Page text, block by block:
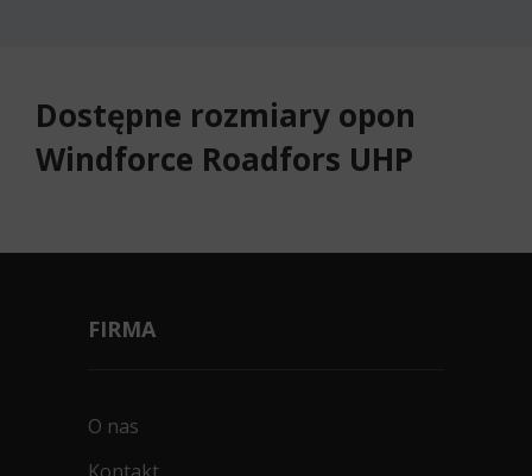
Dostępne rozmiary opon
Windforce Roadfors UHP
FIRMA
O nas